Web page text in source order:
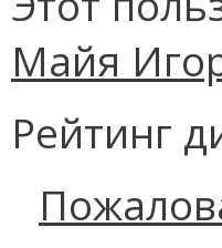
Майя
Рейтинг